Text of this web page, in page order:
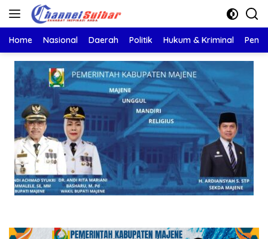
Langsung
Home Nasional Daerah Politik Hukum & Kriminal